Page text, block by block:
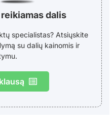
dalis
specialistas? Atsiųskite
su dalių kainomis ir